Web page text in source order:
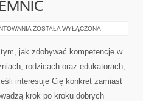
PRAWO
TAJEMNIC
ZOSTAŁA WYŁĄCZONA
jak zdobywać kompetencje w
rodzicach oraz edukatorach,
interesuje Cię konkret zamiast
krok po kroku dobrych